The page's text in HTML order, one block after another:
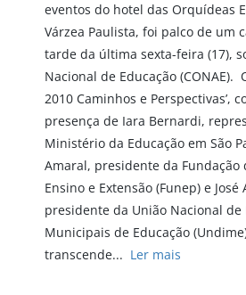
eventos do hotel das Orquídeas
Várzea Paulista, foi palco de um
tarde da última sexta-feira (17),
Nacional de Educação (CONAE).
2010 Caminhos e Perspectivas’,
presença de Iara Bernardi,
Ministério da Educação em São
Amaral, presidente da Fundação
Ensino e Extensão (Funep) e
presidente da União Nacional de
Municipais de Educação
transcende... Ler mais